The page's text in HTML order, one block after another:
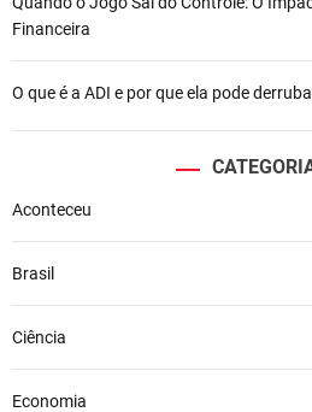
Financeira
O que é a ADI e por que ela pode
Aconteceu
Brasil
Ciência
Economia